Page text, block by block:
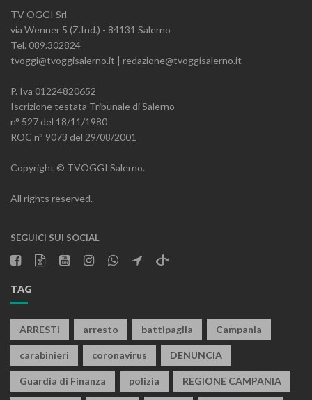
TV OGGI Srl
via Wenner 5 (Z.Ind.) - 84131 Salerno
Tel. 089.302824
tvoggi@tvoggisalerno.it | redazione@tvoggisalerno.it
P. Iva 01224820652
Iscrizione testata Tribunale di Salerno
n° 527 del 18/11/1980
ROC n° 9073 del 29/08/2001
Copyright © TVOGGI Salerno.
All rights reserved.
SEGUICI SUI SOCIAL
TAG
ARRESTI arresto battipaglia Campania
carabinieri coronavirus DENUNCIA
Guardia di Finanza polizia REGIONE CAMPANIA